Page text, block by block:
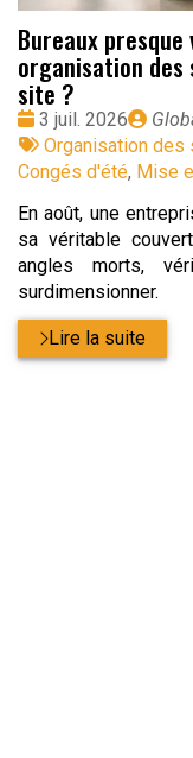
Bureaux
organisation
site ?
Date
:
3 juil. 2026
par
Tags
:
Organisation des
Congés d'été, Mise
En août, une
sa véritable
angles morts,
surdimensionner.
Lire la suite